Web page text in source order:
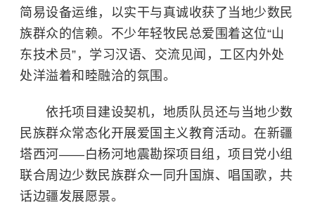
简易设备运维，以实干与真诚收获了当地少数民
族群众的信赖。不少年轻牧民总爱围着这位“山
东技术员”，学习汉语、交流见闻，工区内外处
处洋溢着和睦融洽的氛围。
依托项目建设契机，地质队员还与当地少数
民族群众常态化开展爱国主义教育活动。在新疆
塔西河——白杨河地震勘探项目组，项目党小组
联合周边少数民族群众一同升国旗、唱国歌，共
话边疆发展愿景。